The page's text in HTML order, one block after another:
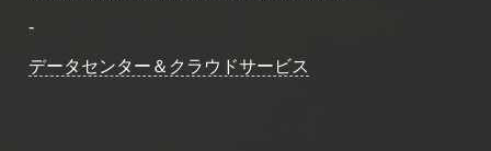
-
データセンター＆クラウドサービス